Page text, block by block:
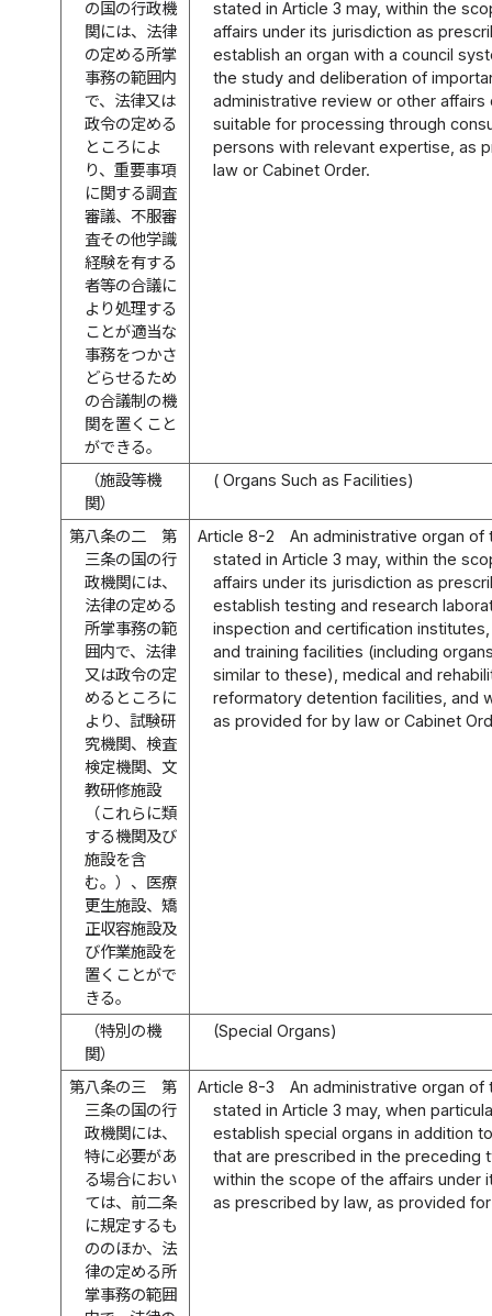
の国の行政機
関には、法律
の定める所掌
事務の範囲内
で、法律又は
政令の定める
ところによ
り、重要事項
に関する調査
審議、不服審
査その他学識
経験を有する
者等の合議に
より処理する
ことが適当な
事務をつかさ
どらせるため
の合議制の機
関を置くこと
ができる。
stated in Article 3 may, within the
affairs under its jurisdiction as
establish an organ with a council
the study and deliberation of
administrative review or other affairs
suitable for processing through
persons with relevant expertise, as
law or Cabinet Order.
（施設等機
関）
( Organs Such as Facilities)
第八条の二
第
三条の国の行
政機関には、
法律の定める
所掌事務の範
囲内で、法律
又は政令の定
めるところに
より、試験研
究機関、検査
検定機関、文
教研修施設
（これらに類
する機関及び
施設を含
む。）、医療
更生施設、矯
正収容施設及
び作業施設を
置くことがで
きる。
Article 8-2
An administrative organ of
stated in Article 3 may, within the
affairs under its jurisdiction as
establish testing and research
inspection and certification
and training facilities (including
similar to these), medical and
reformatory detention facilities, and
as provided for by law or Cabinet
（特別の機
関）
(Special Organs)
第八条の三
第
三条の国の行
政機関には、
特に必要があ
る場合におい
ては、前二条
に規定するも
ののほか、法
律の定める所
掌事務の範囲
Article 8-3
An administrative organ of
stated in Article 3 may, when
establish special organs in addition
that are prescribed in the preceding
within the scope of the affairs under
as prescribed by law, as provided